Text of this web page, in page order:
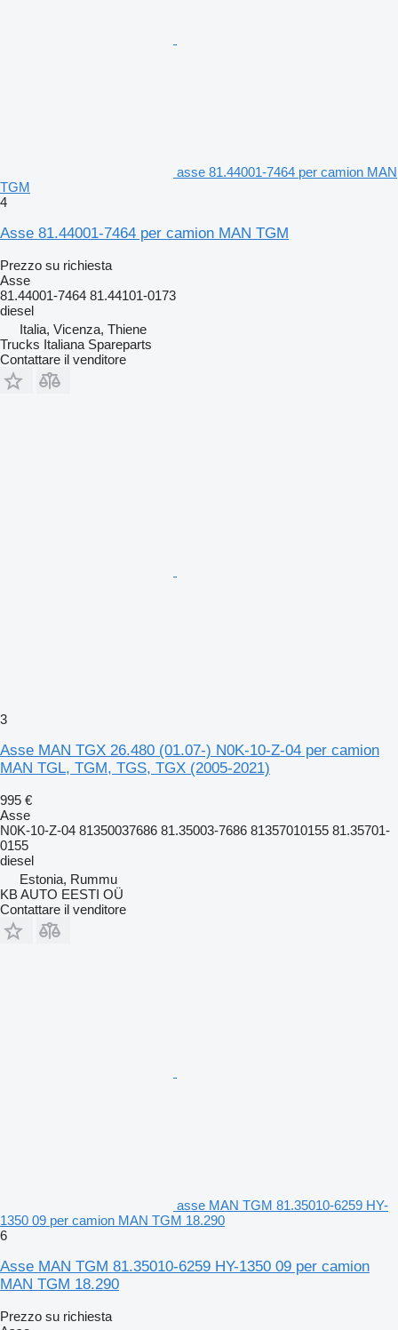
asse 81.44001-7464 per camion MAN
TGM
4
Asse 81.44001-7464 per camion MAN TGM
Prezzo su richiesta
Asse
81.44001-7464 81.44101-0173
diesel
Italia, Vicenza, Thiene
Trucks Italiana Spareparts
Contattare il venditore
3
Asse MAN TGX 26.480 (01.07-) N0K-10-Z-04 per camion
MAN TGL, TGM, TGS, TGX (2005-2021)
995 €
Asse
N0K-10-Z-04 81350037686 81.35003-7686 81357010155 81.35701-
0155
diesel
Estonia, Rummu
KB AUTO EESTI OÜ
Contattare il venditore
asse MAN TGM 81.35010-6259 HY-
1350 09 per camion MAN TGM 18.290
6
Asse MAN TGM 81.35010-6259 HY-1350 09 per camion
MAN TGM 18.290
Prezzo su richiesta